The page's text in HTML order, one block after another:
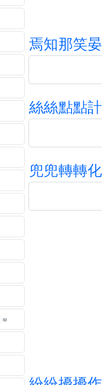
82
焉知那笑晏
絲絲點點計
兜兜轉轉化